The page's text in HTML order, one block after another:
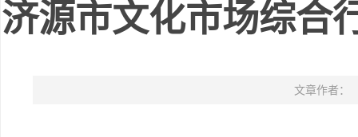
济源市文化市场综合
文章作者：